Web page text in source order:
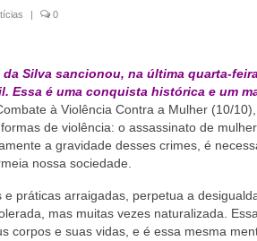
| 0
Silva sancionou, na última quarta-
Essa é uma conquista histórica e um
à Violência Contra a Mulher (10/
de violência: o assassinato de
a gravidade desses crimes, é
nossa sociedade.
práticas arraigadas, perpetua a
mas muitas vezes naturalizada.
corpos e suas vidas, e é essa mesma